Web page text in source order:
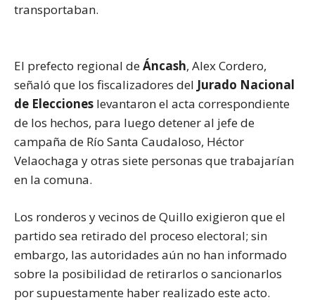
transportaban.
El prefecto regional deÁncash, Alex Cordero,
señaló que los fiscalizadores del Jurado Nacional
de Elecciones levantaron el acta correspondiente
de los hechos, para luego detener al jefe de
campaña de Río Santa Caudaloso, Héctor
Velaochaga y otras siete personas que trabajarían
en la comuna.
Los ronderos y vecinos de Quillo exigieron que el
partido sea retirado del proceso electoral; sin
embargo, las autoridades aún no han informado
sobre la posibilidad de retirarlos o sancionarlos
por supuestamente haber realizado este acto.